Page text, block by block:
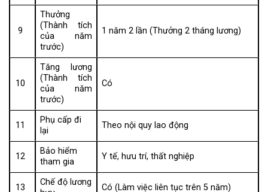
9
Thưởng
(Thành tích
của năm
trước)
1 năm 2 lần (Thưởng 2 tháng lương)
10
Tăng lương
(Thành tích
của năm
trước)
Có
11
Phụ cấp đi
lại
Theo nội quy lao động
12
Bảo hiểm
tham gia
Y tế, hưu trí, thất nghiệp
13
Chế độ lương
Có (Làm việc liên tục trên 5 năm)